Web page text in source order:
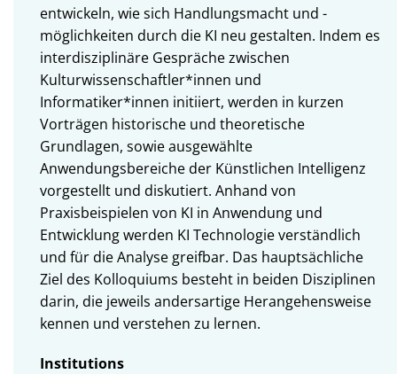
entwickeln, wie sich Handlungsmacht und -
möglichkeiten durch die KI neu gestalten. Indem es
interdisziplinäre Gespräche zwischen
Kulturwissenschaftler*innen und
Informatiker*innen initiiert, werden in kurzen
Vorträgen historische und theoretische
Grundlagen, sowie ausgewählte
Anwendungsbereiche der Künstlichen Intelligenz
vorgestellt und diskutiert. Anhand von
Praxisbeispielen von KI in Anwendung und
Entwicklung werden KI Technologie verständlich
und für die Analyse greifbar. Das hauptsächliche
Ziel des Kolloquiums besteht in beiden Disziplinen
darin, die jeweils andersartige Herangehensweise
kennen und verstehen zu lernen.
Institutions